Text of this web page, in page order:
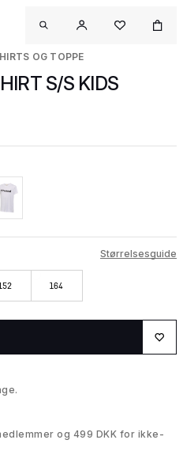
OG TOPPE
S/S KIDS
Størrelsesguide
164
og 499 DKK for ikke-